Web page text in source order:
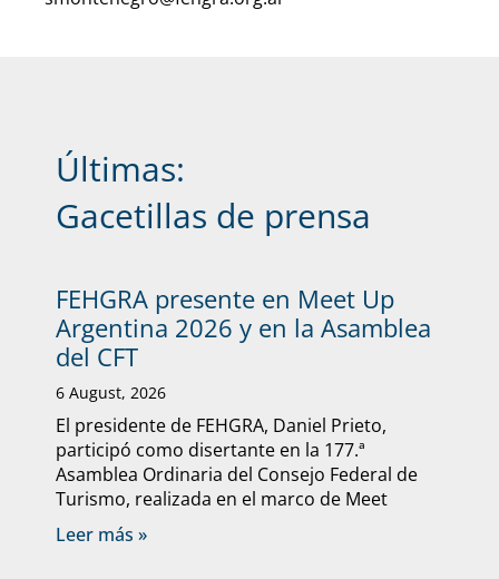
Últimas:
Gacetillas de prensa
FEHGRA presente en Meet Up
Argentina 2026 y en la Asamblea
del CFT
6 August, 2026
El presidente de FEHGRA, Daniel Prieto,
participó como disertante en la 177.ª
Asamblea Ordinaria del Consejo Federal de
Turismo, realizada en el marco de Meet
Leer más »